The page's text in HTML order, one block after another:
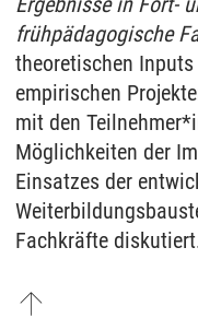
frühpädagogische
theoretischen
empirischen
mit den
Möglichkeiten der
Einsatzes der
Fachkräfte